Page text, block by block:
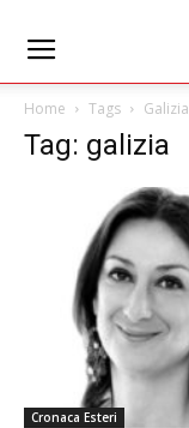
Home Tags Galizia
Tag: galizia
Cronaca Esteri